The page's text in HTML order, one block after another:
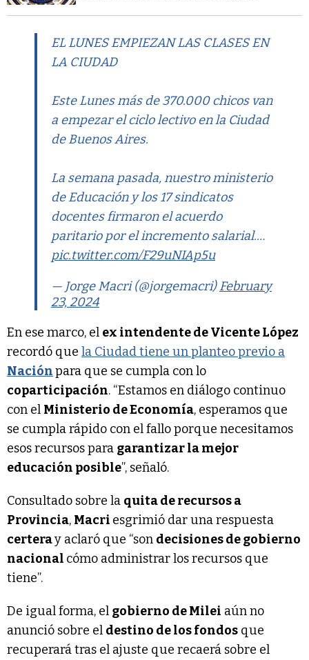
EL LUNES EMPIEZAN LAS CLASES EN
LA CIUDAD
Este Lunes más de 370.000 chicos van
a empezar el ciclo lectivo en la Ciudad
de Buenos Aires.
La semana pasada, nuestro ministerio
de Educación y los 17 sindicatos
docentes firmaron el acuerdo
paritario por el incremento salarial.…
pic.twitter.com/F29uNIAp5u
— Jorge Macri (@jorgemacri)February
23, 2024
En ese marco, el ex intendente de Vicente López
recordó que la Ciudad tiene un planteo previo a
Naciónpara que se cumpla con lo
coparticipación. “Estamos en diálogo continuo
con el Ministerio de Economía, esperamos que
se cumpla rápido con el fallo porque necesitamos
esos recursos para garantizar la mejor
educación posible”, señaló.
Consultado sobre la quita de recursos a
Provincia, Macri esgrimió dar una respuesta
certeray aclaró que “son decisiones de gobierno
nacional cómo administrar los recursos que
tiene”.
De igual forma, el gobierno de Milei aún no
anunció sobre el destino de los fondos que
recuperará tras el ajuste que recaerá sobre el